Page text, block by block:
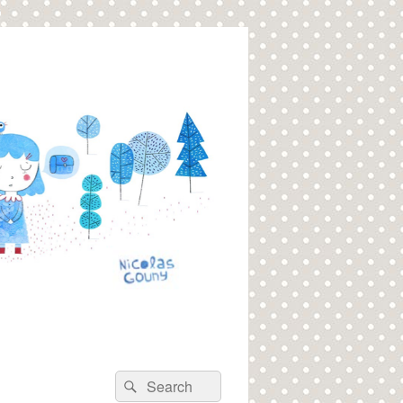
Recherche :
Rechercher